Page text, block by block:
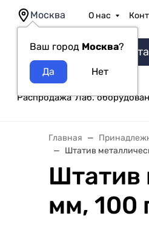
Москва
Ваш город Москва?
О нас
Распродажа Лаб.
Главная
Штатив
Штатив
мм, 100